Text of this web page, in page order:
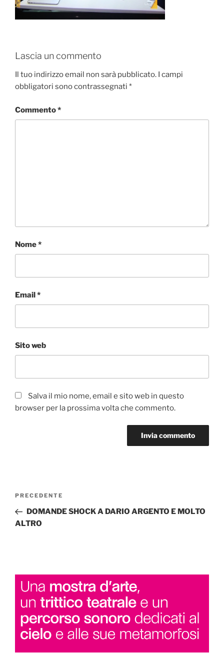
Lascia un commento
Il tuo indirizzo email non sarà pubblicato. I campi
obbligatori sono contrassegnati *
Commento*
Nome*
Email*
Sito web
Salva il mio nome, email e sito web in questo
browser per la prossima volta che commento.
Navigazione
Articolo
precedente:
PRECEDENTE
DOMANDE SHOCK A DARIO ARGENTO E MOLTO
ALTRO